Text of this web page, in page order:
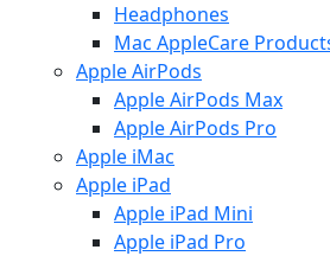
Headphones
Mac AppleCare
Apple AirPods
Apple AirPods Max
Apple AirPods Pro
Apple iMac
Apple iPad
Apple iPad Mini
Apple iPad Pro